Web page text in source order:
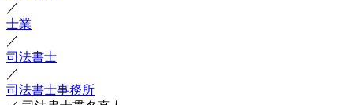
／
士業
／
司法書士
／
司法書士事務所